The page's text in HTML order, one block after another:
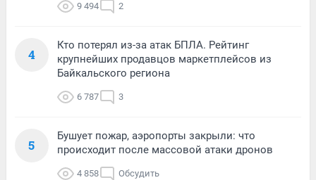
9 494 2
4
Кто потерял из-за атак БПЛА. Рейтинг
крупнейших продавцов маркетплейсов из
Байкальского региона
6 787 3
5
Бушует пожар, аэропорты закрыли: что
происходит после массовой атаки дронов
4 858 Обсудить